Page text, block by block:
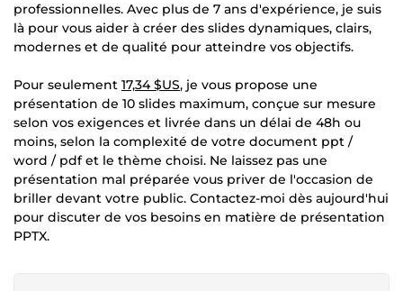
professionnelles. Avec plus de 7 ans d'expérience, je suis
là pour vous aider à créer des slides dynamiques, clairs,
modernes et de qualité pour atteindre vos objectifs.
Pour seulement 17,34 $US, je vous propose une
présentation de 10 slides maximum, conçue sur mesure
selon vos exigences et livrée dans un délai de 48h ou
moins, selon la complexité de votre document ppt /
word / pdf et le thème choisi. Ne laissez pas une
présentation mal préparée vous priver de l'occasion de
briller devant votre public. Contactez-moi dès aujourd'hui
pour discuter de vos besoins en matière de présentation
PPTX.